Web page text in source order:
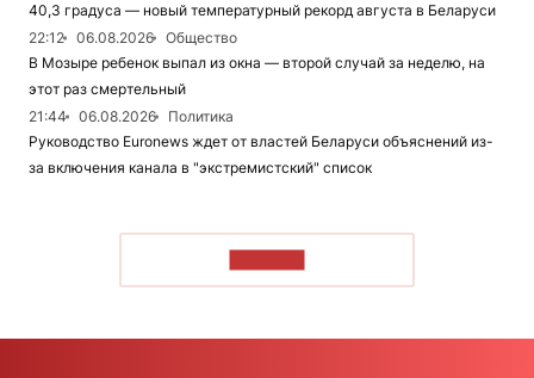
40,3 градуса — новый температурный рекорд августа в Беларуси
22:12
06.08.2026
Общество
В Мозыре ребенок выпал из окна — второй случай за неделю, на
этот раз смертельный
21:44
06.08.2026
Политика
Руководство Euronews ждет от властей Беларуси объяснений из-
за включения канала в "экстремистский" список